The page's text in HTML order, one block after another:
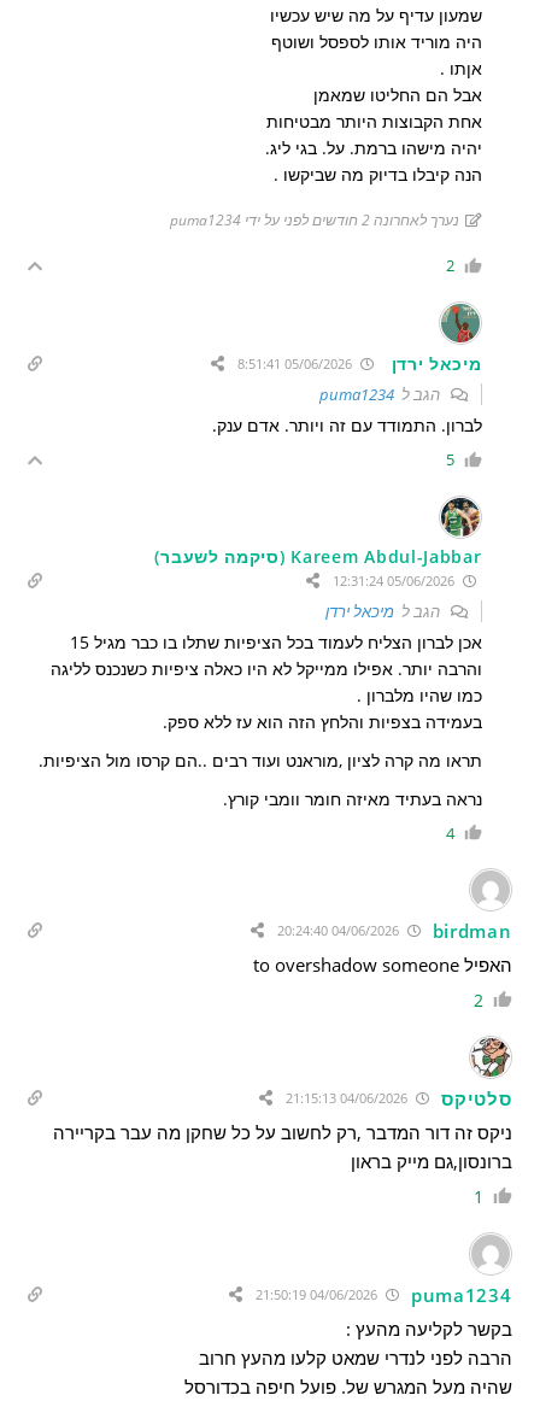
שמעון עדיף על מה שיש עכשיו
היה מוריד אותו לספסל ושוטף
אןתו .
אבל הם החליטו שמאמן
אחת הקבוצות היותר מבטיחות
יהיה מישהו ברמת. על. בגי ליג.
הנה קיבלו בדיוק מה שביקשו .
נערך לאחרונה 2 חודשים לפני על ידי puma1234
2
מיכאל ירדן 05/06/2026 8:51:41
הגב לpuma1234
לברון. התמודד עם זה ויותר. אדם ענק.
5
Kareem Abdul-Jabbar (סיקמה לשעבר)
05/06/2026 12:31:24
הגב למיכאל ירדן
אכן לברון הצליח לעמוד בכל הציפיות שתלו בו כבר מגיל 15
והרבה יותר. אפילו ממייקל לא היו כאלה ציפיות כשנכנס לליגה
כמו שהיו מלברון .
בעמידה בצפיות והלחץ הזה הוא עז ללא ספק.
תראו מה קרה לציון ,מוראנט ועוד רבים ..הם קרסו מול הציפיות.
נראה בעתיד מאיזה חומר וומבי קורץ.
4
birdman
04/06/2026 20:24:40
האפיל to overshadow someone
2
סלטיקס
ניקס זה דור המדבר ,רק לחשוב על כל שחקן מה עבר בקריירה
ברונסון,גם מייק בראון
1
puma1234
04/06/2026 21:50:19
בקשר לקליעה מהעץ :
הרבה לפני לנדרי שמאט קלעו מהעץ חרוב
שהיה מעל המגרש של. פועל חיפה בכדורסל